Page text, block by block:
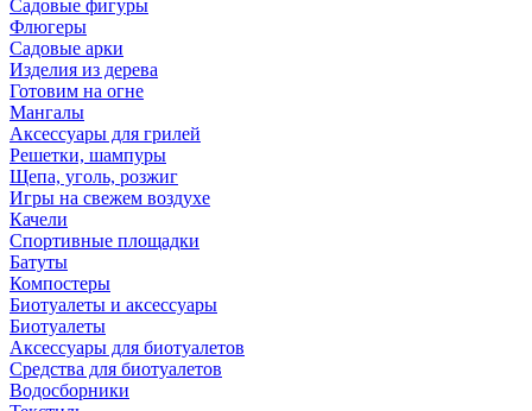
Садовые фигуры
Флюгеры
Садовые арки
Изделия из дерева
Готовим на огне
Мангалы
Аксессуары для грилей
Решетки, шампуры
Щепа, уголь, розжиг
Игры на свежем воздухе
Качели
Спортивные площадки
Батуты
Компостеры
Биотуалеты и аксессуары
Биотуалеты
Аксессуары для биотуалетов
Средства для биотуалетов
Водосборники